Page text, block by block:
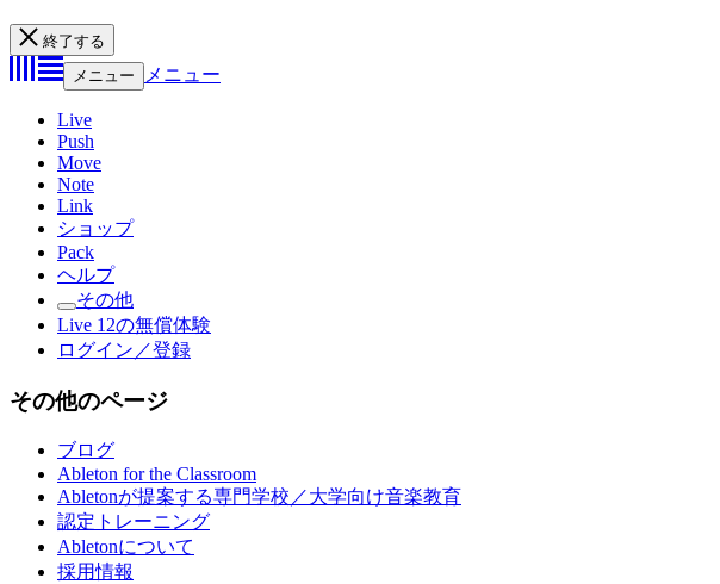
終了する
メニュー
メニュー
Live
Push
Move
Note
Link
ショップ
Pack
ヘルプ
その他
Live 12の無償体験
ログイン／登録
その他のページ
ブログ
Ableton for the Classroom
Abletonが提案する専門学校／大学向け音楽教育
認定トレーニング
Abletonについて
採用情報